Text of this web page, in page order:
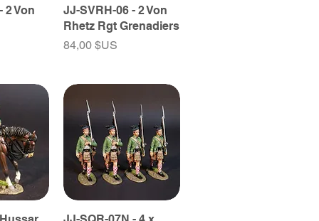
2 Von
JJ-SVRH-06 - 2 Von
Rhetz Rgt Grenadiers
Prix
84,00 $US